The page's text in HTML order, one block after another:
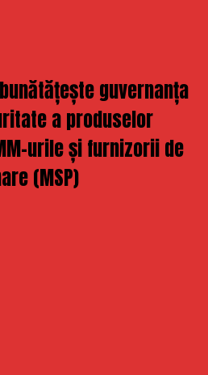
guvernanța
a produselor
urile și furnizorii de
(MSP)